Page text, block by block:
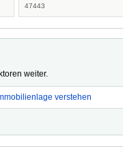
47443
weiter.
verstehen